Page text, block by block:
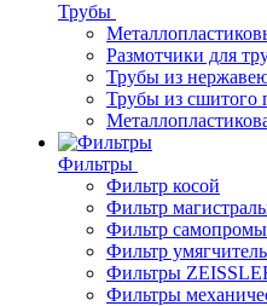
Трубы
Размотчики для
Трубы из
Трубы из сшитого
Фильтры
Фильтр косой
Фильтр
Фильтр
Фильтр
Фильтры
Фильтры